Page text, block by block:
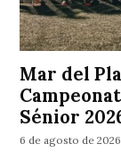
Mar del
Sénior
6 de agosto de 2026